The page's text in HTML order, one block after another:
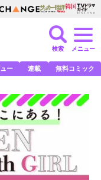
検索 メニュー
ー 連載 無料コミック